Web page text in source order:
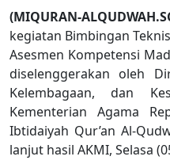
(MIQURAN-
kegiatan Bimbingan
Asesmen Kompetensi
diselenggerakan oleh
Kelembagaan, dan
Kementerian Agama
Ibtidaiyah Qur’an Al-
lanjut hasil AKMI, Selasa